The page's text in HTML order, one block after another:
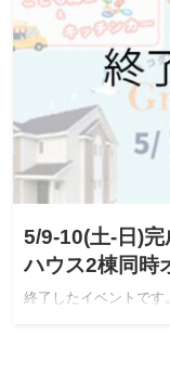
5/9-10(土-日)
ハウス2棟同時
終了したイベントです